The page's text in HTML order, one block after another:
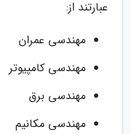
عبارتند از:
مهندسی عمران
مهندسی کامپیوتر
مهندسی برق
مهندسی مکانیم